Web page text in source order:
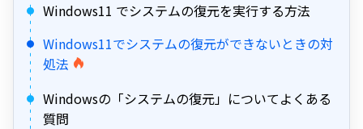
Windows11 でシステムの復元を実行する方法
Windows11でシステムの復元ができないときの対
処法
Windowsの「システムの復元」についてよくある
質問